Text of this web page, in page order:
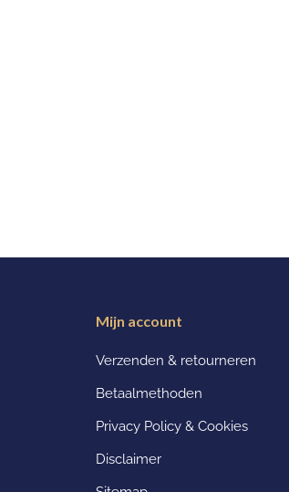
Mijn account
Verzenden & retourneren
Betaalmethoden
Privacy Policy & Cookies
Disclaimer